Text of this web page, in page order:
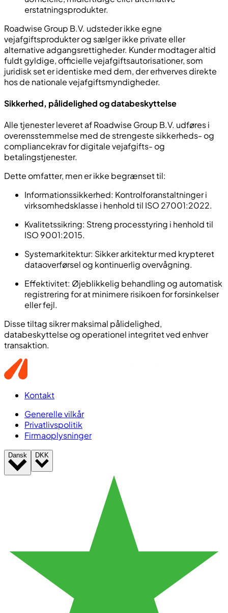
erstatningsprodukter.
Roadwise Group B.V. udsteder ikke egne
vejafgiftsprodukter og sælger ikke private eller
alternative adgangsrettigheder. Kunder modtager altid
fuldt gyldige, officielle vejafgiftsautorisationer, som
juridisk set er identiske med dem, der erhverves direkte
hos de nationale vejafgiftsmyndigheder.
Sikkerhed, pålidelighed og databeskyttelse
Alle tjenester leveret af Roadwise Group B.V. udføres i
overensstemmelse med de strengeste sikkerheds- og
compliancekrav for digitale vejafgifts- og
betalingstjenester.
Dette omfatter, men er ikke begrænset til:
Informationssikkerhed: Kontrolforanstaltninger i
virksomhedsklasse i henhold til ISO 27001:2022.
Kvalitetssikring: Streng processtyring i henhold til
ISO 9001:2015.
Systemarkitektur: Sikker arkitektur med krypteret
dataoverførsel og kontinuerlig overvågning.
Effektivitet: Øjeblikkelig behandling og automatisk
registrering for at minimere risikoen for forsinkelser
eller fejl.
Disse tiltag sikrer maksimal pålidelighed,
databeskyttelse og operationel integritet ved enhver
transaktion.
Kontakt
Generelle vilkår
Privatlivspolitik
Firmaoplysninger
Dansk DKK